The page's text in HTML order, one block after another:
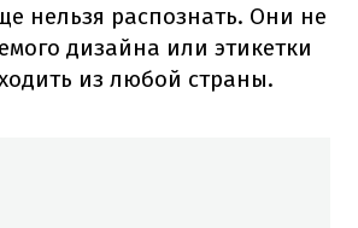
нельзя распознать. Они не
дизайна или этикетки
из любой страны.